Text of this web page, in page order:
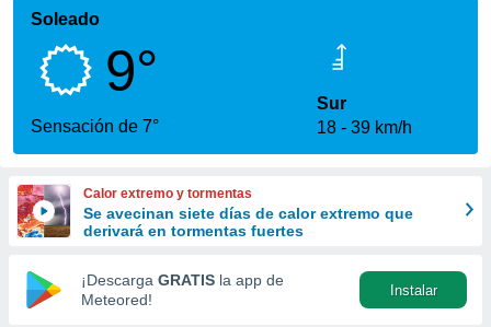
por
que se
calidad.
a este
las
y
forma
digital
basada
Soleado
9°
Sensación de 7°
Sur
18
39 km/h
Calor extremo y tormentas
Se avecinan siete días de calor extremo que
derivará en tormentas fuertes
¡Descarga GRATIS la app de
Meteored!
Instalar